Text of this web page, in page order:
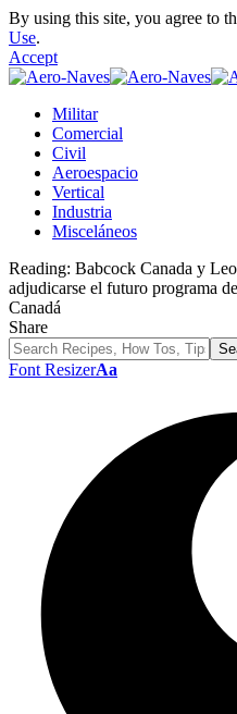
By using this site, you agree to
Use.
Accept
Militar
Comercial
Civil
Aeroespacio
Vertical
Industria
Misceláneos
Reading: Babcock Canada y
adjudicarse el futuro programa
Canadá
Share
Font ResizerAa